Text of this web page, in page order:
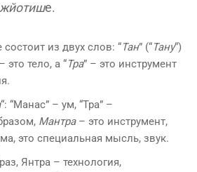
е.
состоит из двух слов: “Тан” (“Тану“)
это тело, а “Тра” – это инструмент
“: “Манас” – ум, “Тра” –
Мантра– это инструмент,
это специальная мысль, звук.
Янтра – технология,